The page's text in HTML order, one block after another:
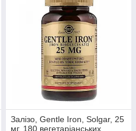
Залізо, Gentle Iron, Solgar, 25
мг, 180 вегетаріанських